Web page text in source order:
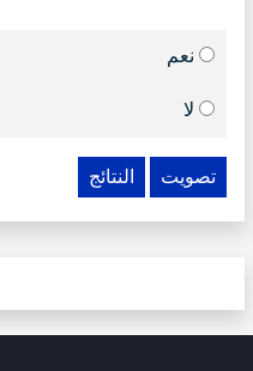
نعم
لا
تصويت النتائج